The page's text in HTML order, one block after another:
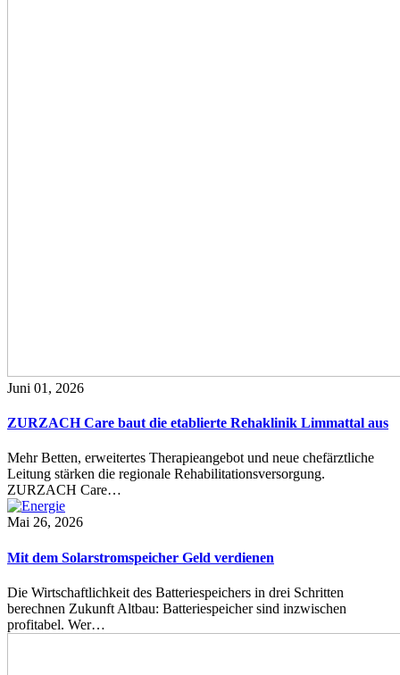
Juni 01, 2026
ZURZACH Care baut die etablierte Rehaklinik Limmattal aus
Mehr Betten, erweitertes Therapieangebot und neue chefärztliche
Leitung stärken die regionale Rehabilitationsversorgung.
ZURZACH Care…
Mai 26, 2026
Mit dem Solarstromspeicher Geld verdienen
Die Wirtschaftlichkeit des Batteriespeichers in drei Schritten
berechnen Zukunft Altbau: Batteriespeicher sind inzwischen
profitabel. Wer…